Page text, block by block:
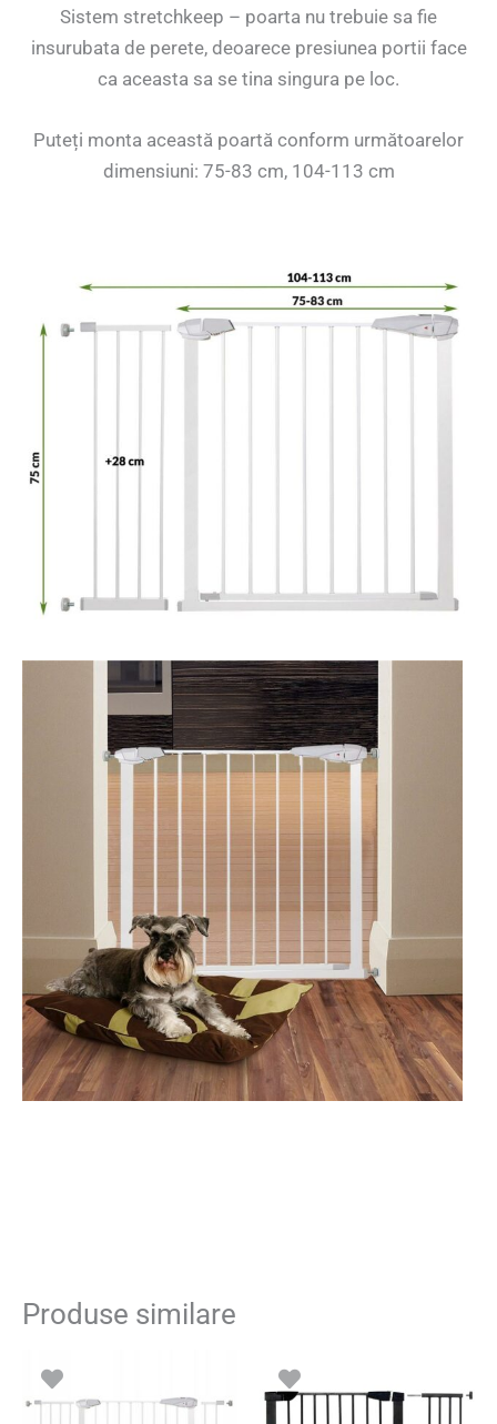
Sistem stretchkeep – poarta nu trebuie sa fie
insurubata de perete, deoarece presiunea portii face
ca aceasta sa se tina singura pe loc.
Puteți monta această poartă conform următoarelor
dimensiuni: 75-83 cm, 104-113 cm
Produse similare